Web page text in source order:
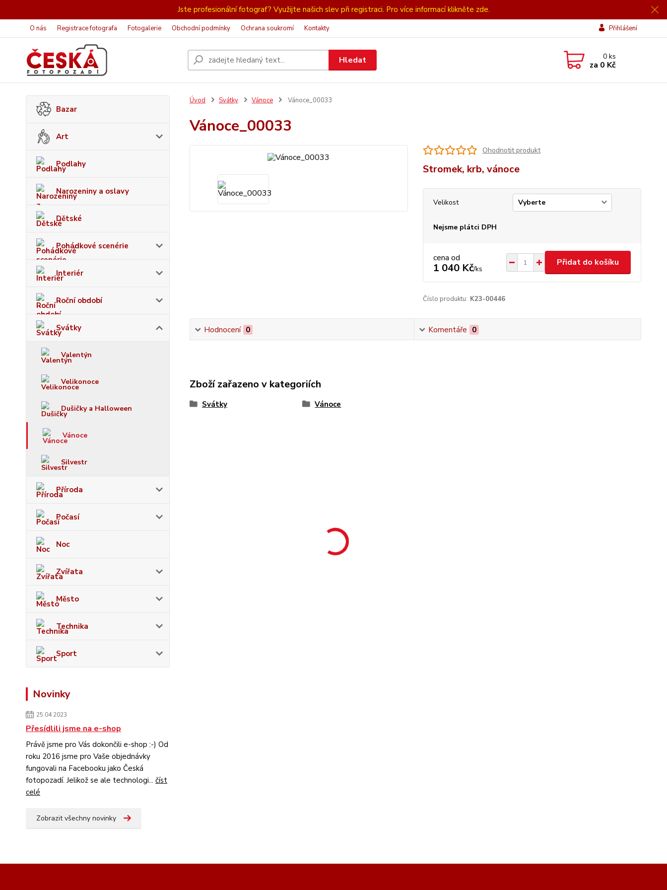
Jste profesionální fotograf? Využijte našich slev při registraci. Pro více informací klikněte zde.
O nás Registrace fotografa Fotogalerie Obchodní podmínky Ochrana soukromí Kontakty Přihlášení
Hledat 0ks
za 0 Kč
Bazar
Art
Podlahy
Narozeniny a oslavy
Dětské
Pohádkové scenérie
Interiér
Roční období
Svátky
Valentýn
Velikonoce
Dušičky a Halloween
Vánoce
Silvestr
Příroda
Počasí
Noc
Zvířata
Město
Technika
Sport
Novinky
25.04.2023
Přesídlili jsme na e-shop
Právě jsme pro Vás dokončili e-shop :-) Od
roku 2016 jsme pro Vaše objednávky
fungovali na Facebooku jako Česká
fotopozadí. Jelikož se ale technologi... číst
celé
Zobrazit všechny novinky
Úvod Svátky Vánoce Vánoce_00033
Vánoce_00033
Ohodnotit produkt
Stromek, krb, vánoce
Velikost
Nejsme plátci DPH
cena od
1 040 Kč/ks
Přidat do košíku
Číslo produktu: K23-00446
Hodnocení 0 Komentáře 0
Zboží zařazeno v kategoriích
Svátky Vánoce